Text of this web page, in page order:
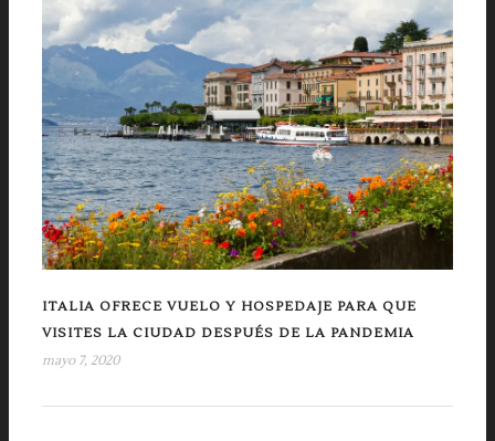
ITALIA OFRECE VUELO Y HOSPEDAJE PARA QUE
VISITES LA CIUDAD DESPUÉS DE LA PANDEMIA
mayo 7, 2020